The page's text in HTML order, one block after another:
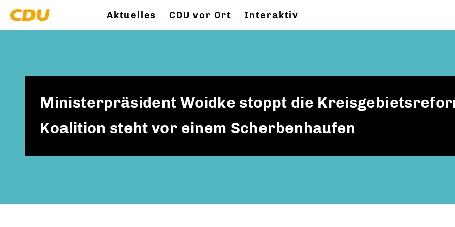
Aktuelles CDU vor Ort Interaktiv
Ministerpräsident Woidke stoppt die
Koalition steht vor einem Scherbenhaufen